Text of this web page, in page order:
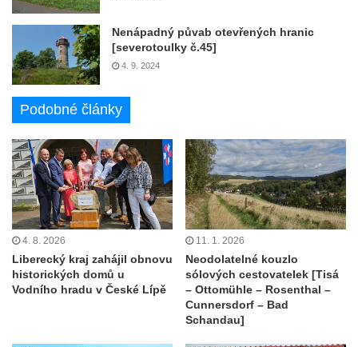
Nenápadný půvab otevřených hranic
[severotoulky č.45]
4. 9. 2024
Podobné články
4. 8. 2026
Liberecký kraj zahájil obnovu
historických domů u
Vodního hradu v České Lípě
11. 1. 2026
Neodolatelné kouzlo
sólových cestovatelek [Tisá
– Ottomühle – Rosenthal –
Cunnersdorf – Bad
Schandau]